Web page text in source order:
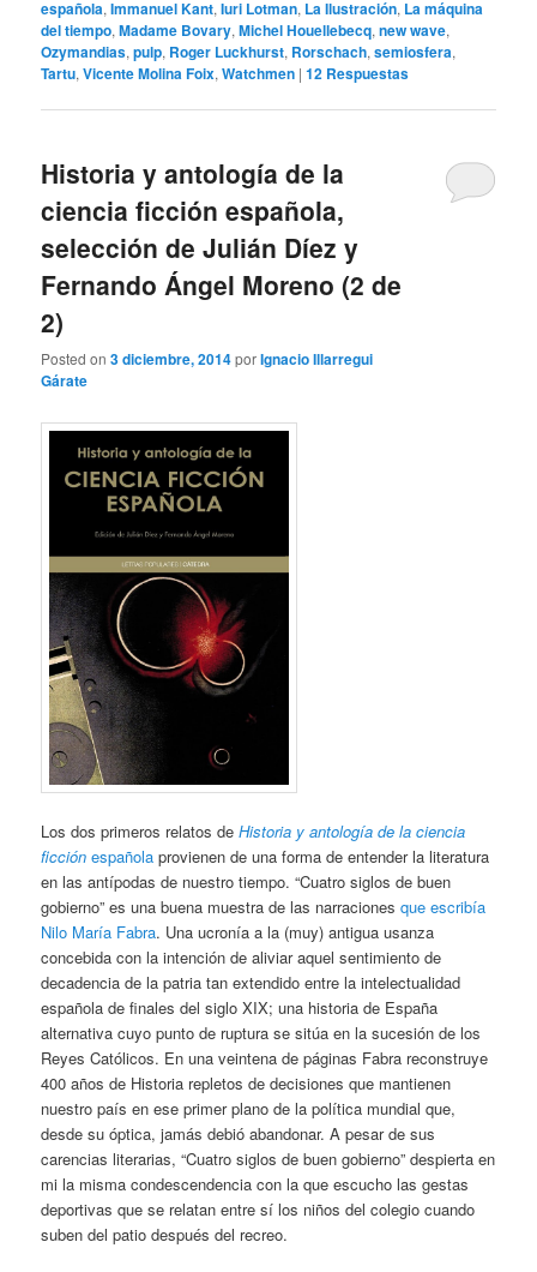
española,Immanuel Kant,Iuri Lotman, La Ilustración, La máquina
del tiempo,Madame Bovary,Michel Houellebecq,new wave,
Ozymandias,pulp, Roger Luckhurst, Rorschach,semiosfera,
Tartu,Vicente Molina Foix,Watchmen |12 Respuestas
Historia y antología de la
ciencia ficción española,
selección de Julián Díez y
Fernando Ángel Moreno (2 de
2)
Posted on3 diciembre, 2014porIgnacio Illarregui
Gárate
Los dos primeros relatos deHistoria y antología de la ciencia
ficción española provienen de una forma de entender la literatura
en las antípodas de nuestro tiempo. “Cuatro siglos de buen
gobierno” es una buena muestra de las narracionesque escribía
Nilo María Fabra. Una ucronía a la (muy) antigua usanza
concebida con la intención de aliviar aquel sentimiento de
decadencia de la patria tan extendido entre la intelectualidad
española de finales del siglo XIX; una historia de España
alternativa cuyo punto de ruptura se sitúa en la sucesión de los
Reyes Católicos. En una veintena de páginas Fabra reconstruye
400 años de Historia repletos de decisiones que mantienen
nuestro país en ese primer plano de la política mundial que,
desde su óptica, jamás debió abandonar. A pesar de sus
carencias literarias, “Cuatro siglos de buen gobierno” despierta en
mi la misma condescendencia con la que escucho las gestas
deportivas que se relatan entre sí los niños del colegio cuando
suben del patio después del recreo.